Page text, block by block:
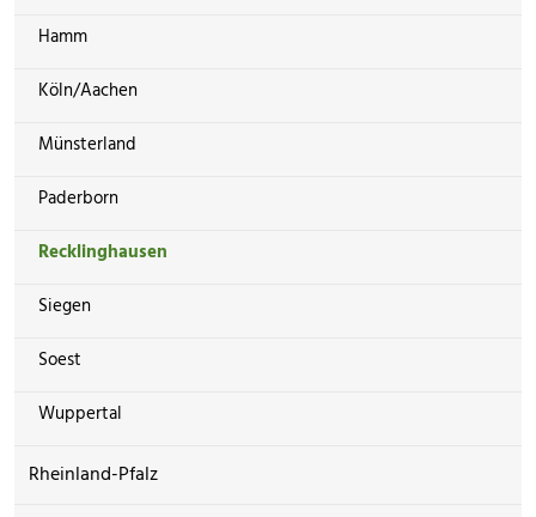
Hamm
Köln/Aachen
Münsterland
Paderborn
Recklinghausen
Siegen
Soest
Wuppertal
Rheinland-Pfalz